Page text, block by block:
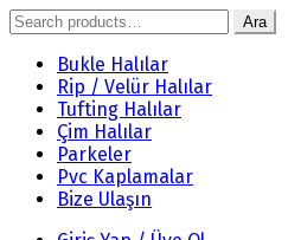
Search
for:
Ara
Bukle Halılar
Rip / Velür Halılar
Tufting Halılar
Çim Halılar
Parkeler
Pvc Kaplamalar
Bize Ulaşın